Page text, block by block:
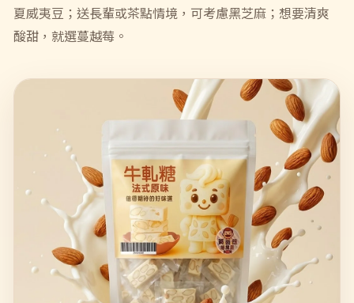
夏威夷豆；送長輩或茶點情境，可考慮黑芝麻；想要清爽
酸甜，就選蔓越莓。